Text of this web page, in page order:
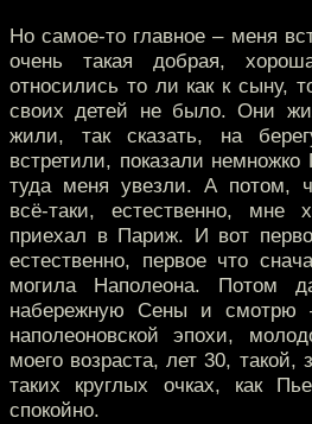
Но самое-то главное – меня
очень такая добрая,
относились то ли как к сыну,
своих детей не было. Они
жили, так сказать, на
встретили, показали
туда меня увезли. А потом,
всё-таки, естественно,
приехал в Париж. И вот
естественно, первое что
могила Наполеона. Потом
набережную Сены и смотрю
наполеоновской эпохи,
моего возраста, лет 30, такой,
таких круглых очках, как
спокойно.